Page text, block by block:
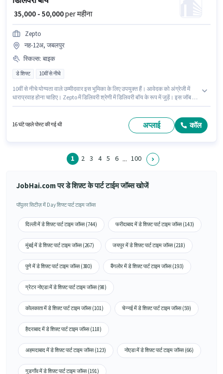
₹ 35,000 - 50,000per महीना
Zepto
नह-12अ, जबलपुर
स्किल्स: बाइक
डे शिफ्ट 10वीं से नीचे
10वीं से नीचे योग्यता वाले उम्मीदवार इस भूमिका के लिए उपयुक्त हैं। आवेदक को अंग्रेजी में
धाराप्रवाह होना चाहिए। Zepto में डिलिवरी श्रेणी में डिलिवरी बॉय के रूप में जुड़ें। इस जॉब के
16 घंटे पहले पोस्ट की गई थी अप्लाई कॉल
1 2 3 4 5 6 ... 100
JobHai.com पर डे शिफ़्ट के पार्ट टाईम जॉब्स खोजें
पॉपुलर सिटीज़ में Day शिफ्ट पार्ट टाइम जॉब्स
दिल्ली में डे शिफ़्ट पार्ट टाइम जॉब्स (744) फरीदाबाद में डे शिफ़्ट पार्ट टाइम जॉब्स (143)
मुंबई में डे शिफ़्ट पार्ट टाइम जॉब्स (267) जयपुर में डे शिफ़्ट पार्ट टाइम जॉब्स (218)
पुणे में डे शिफ़्ट पार्ट टाइम जॉब्स (380) बैंगलोर में डे शिफ़्ट पार्ट टाइम जॉब्स (193)
ग्रेटर नोएडा में डे शिफ़्ट पार्ट टाइम जॉब्स (98)
कोलकाता में डे शिफ़्ट पार्ट टाइम जॉब्स (101) चेन्नई में डे शिफ़्ट पार्ट टाइम जॉब्स (59)
हैदराबाद में डे शिफ़्ट पार्ट टाइम जॉब्स (118)
अहमदाबाद में डे शिफ़्ट पार्ट टाइम जॉब्स (123) नोएडा में डे शिफ़्ट पार्ट टाइम जॉब्स (66)
गुडगाँव में डे शिफ़्ट पार्ट टाइम जॉब्स (191)